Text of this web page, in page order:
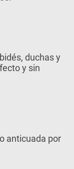
duchas y
y sin
anticuada por